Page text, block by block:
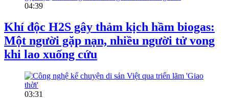
04:39
Khí độc H2S gây thảm kịch hầm biogas:
Một người gặp nạn, nhiều người tử vong
khi lao xuống cứu
03:31